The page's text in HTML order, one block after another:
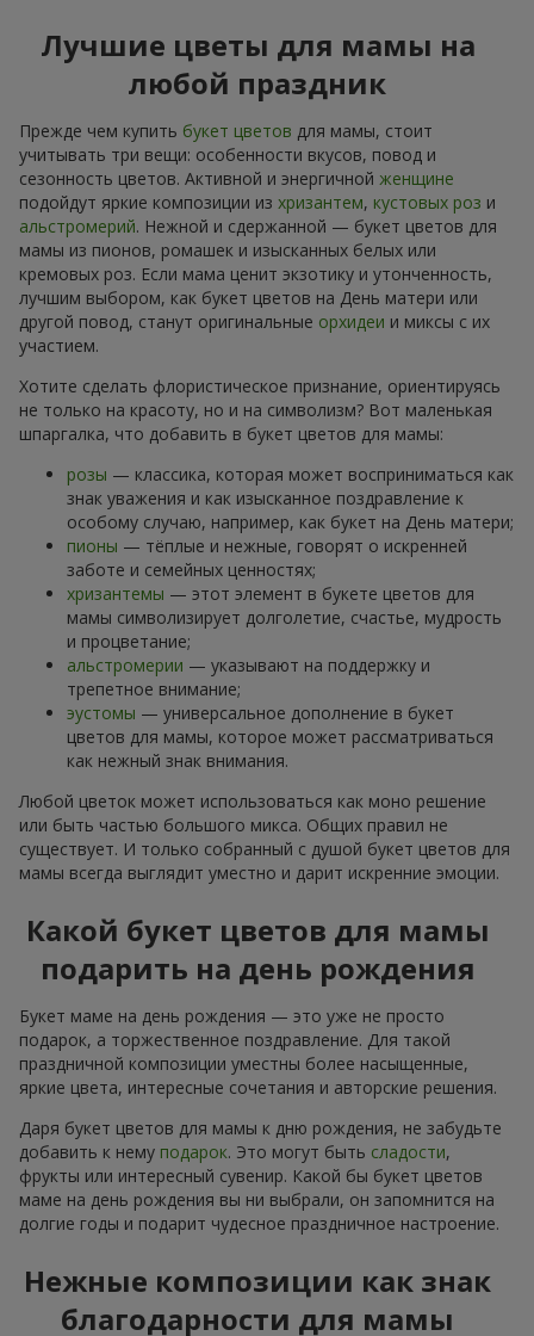
Лучшие цветы для мамы на
любой праздник
Прежде чем купить букет цветов для мамы, стоит
учитывать три вещи: особенности вкусов, повод и
сезонность цветов. Активной и энергичной женщине
подойдут яркие композиции из хризантем, кустовых роз и
альстромерий. Нежной и сдержанной — букет цветов для
мамы из пионов, ромашек и изысканных белых или
кремовых роз. Если мама ценит экзотику и утонченность,
лучшим выбором, как букет цветов на День матери или
другой повод, станут оригинальные орхидеи и миксы с их
участием.
Хотите сделать флористическое признание, ориентируясь
не только на красоту, но и на символизм? Вот маленькая
шпаргалка, что добавить в букет цветов для мамы:
розы — классика, которая может восприниматься как
знак уважения и как изысканное поздравление к
особому случаю, например, как букет на День матери;
пионы — тёплые и нежные, говорят о искренней
заботе и семейных ценностях;
хризантемы — этот элемент в букете цветов для
мамы символизирует долголетие, счастье, мудрость
и процветание;
альстромерии — указывают на поддержку и
трепетное внимание;
эустомы — универсальное дополнение в букет
цветов для мамы, которое может рассматриваться
как нежный знак внимания.
Любой цветок может использоваться как моно решение
или быть частью большого микса. Общих правил не
существует. И только собранный с душой букет цветов для
мамы всегда выглядит уместно и дарит искренние эмоции.
Какой букет цветов для мамы
подарить на день рождения
Букет маме на день рождения — это уже не просто
подарок, а торжественное поздравление. Для такой
праздничной композиции уместны более насыщенные,
яркие цвета, интересные сочетания и авторские решения.
Даря букет цветов для мамы к дню рождения, не забудьте
добавить к нему подарок. Это могут быть сладости,
фрукты или интересный сувенир. Какой бы букет цветов
маме на день рождения вы ни выбрали, он запомнится на
долгие годы и подарит чудесное праздничное настроение.
Нежные композиции как знак
благодарности для мамы